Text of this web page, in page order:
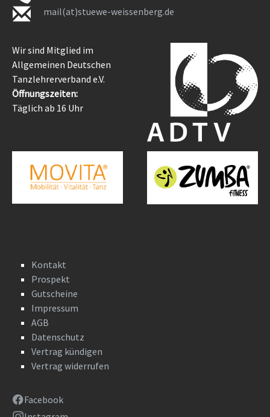
mail(at)stuewe-weissenberg.de
Wir sind Mitglied im
Allgemeinen Deutschen
Tanzlehrerverband e.V.
Öffnungszeiten:
Täglich ab 16 Uhr
Kontakt
Prospekt
Gutscheine
Impressum
AGB
Datenschutz
Vertrag kündigen
Vertrag widerrufen
Facebook